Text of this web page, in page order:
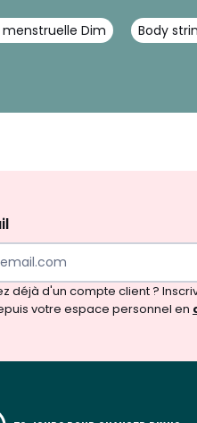
Dim Body
déjà d'un compte client ?
votre espace personnel en